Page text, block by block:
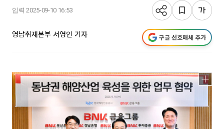
입력 2025-09-10 16:53
영남취재본부 서영인 기자 구글 선호매체 추가